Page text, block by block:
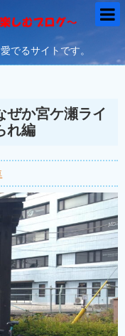
でるサイトです。
ぜか宮ケ瀬ライ
れ編